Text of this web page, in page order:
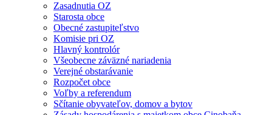
Zasadnutia OZ
Starosta obce
Obecné zastupiteľstvo
Komisie pri OZ
Hlavný kontrolór
Všeobecne záväzné nariadenia
Verejné obstarávanie
Rozpočet obce
Voľby a referendum
Sčítanie obyvateľov, domov a bytov